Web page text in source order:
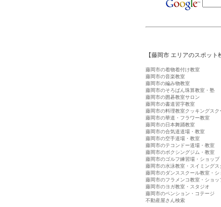
【藤岡市 エリアのスポット
藤岡市の着物着付け教室
藤岡市の音楽教室
藤岡市の編み物教室
藤岡市のそろばん珠算教室・塾
藤岡市の囲碁教室サロン
藤岡市の書道習字教室
藤岡市の料理教室クッキングスク
藤岡市の華道・フラワー教室
藤岡市の日本舞踊教室
藤岡市の合気道道場・教室
藤岡市の空手道場・教室
藤岡市のテコンドー道場・教室
藤岡市のボクシングジム・教室
藤岡市のゴルフ練習場・ショップ
藤岡市の水泳教室・スイミングス
藤岡市のダンススクール教室・シ
藤岡市のフラメンコ教室・ショッ
藤岡市のヨガ教室・スタジオ
藤岡市のペンション・コテージ
不動産屋さん検索